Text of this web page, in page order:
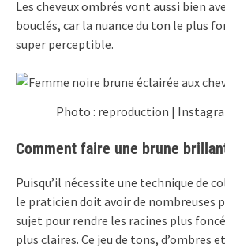
Les cheveux ombrés vont aussi bien
bouclés, car la nuance du ton le plus
super perceptible.
Photo : reproduction |
Comment faire une brune
Puisqu’il nécessite une technique de
le praticien doit avoir de nombreuses
sujet pour rendre les racines plus
plus claires. Ce jeu de tons, d’ombres